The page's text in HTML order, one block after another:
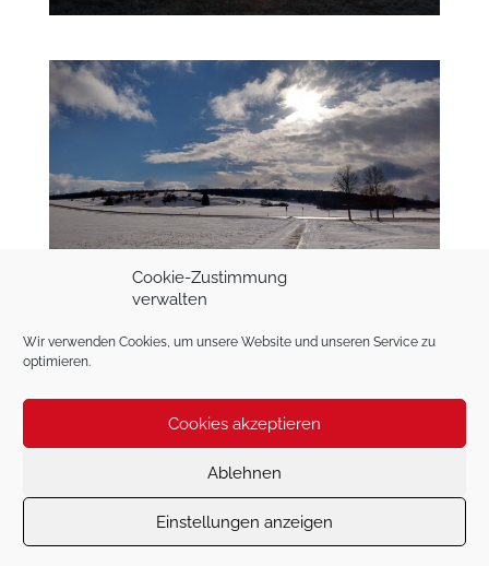
Cookie-Zustimmung
verwalten
Wir verwenden Cookies, um unsere Website und unseren Service zu
optimieren.
Cookies akzeptieren
Ablehnen
Einstellungen anzeigen
Impressum
Datenschutzerklärung
Cookie-Richtlinie (EU)
© 2026 Wilder Süden